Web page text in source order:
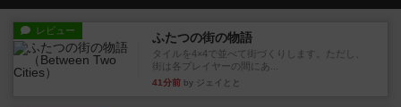
レビュー ふたつの街の物語
タイルを4×4で並べて街づくりします。ただし、
街は各プレイヤーの間にあ...
41分前 by ジェイとと